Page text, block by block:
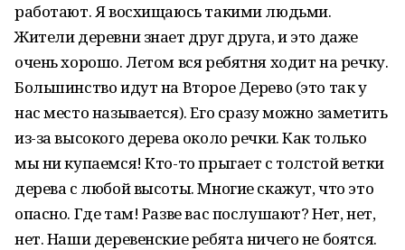
работают. Я восхищаюсь такими людьми.
Жители деревни знает друг друга, и это даже
очень хорошо. Летом вся ребятня ходит на речку.
Большинство идут на Второе Дерево (это так у
нас место называется). Его сразу можно заметить
из-за высокого дерева около речки. Как только
мы ни купаемся! Кто-то прыгает с толстой ветки
дерева с любой высоты. Многие скажут, что это
опасно. Где там! Разве вас послушают? Нет, нет,
нет. Наши деревенские ребята ничего не боятся.